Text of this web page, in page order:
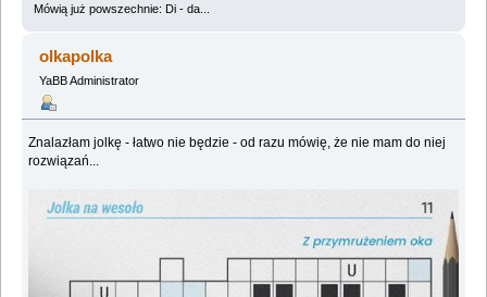
Mówią już powszechnie: Di - da...
olkapolka
YaBB Administrator
Znalazłam jolkę - łatwo nie będzie - od razu mówię, że nie mam do niej
rozwiązań...